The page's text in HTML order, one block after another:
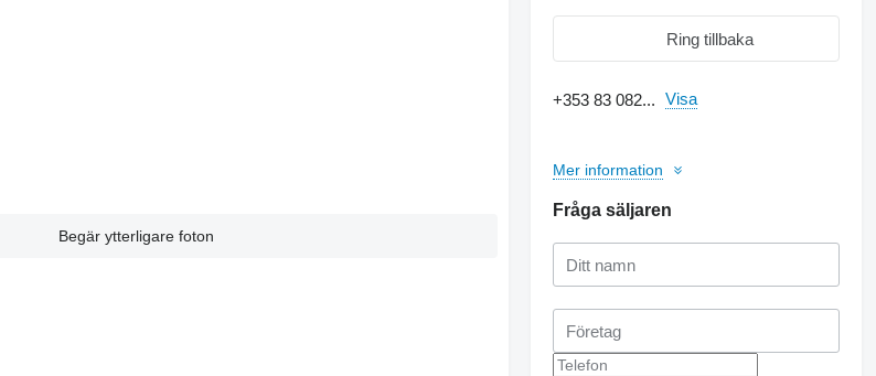
Begär ytterligare foton
Ring tillbaka
+353 83 082... Visa
Mer information
Fråga säljaren